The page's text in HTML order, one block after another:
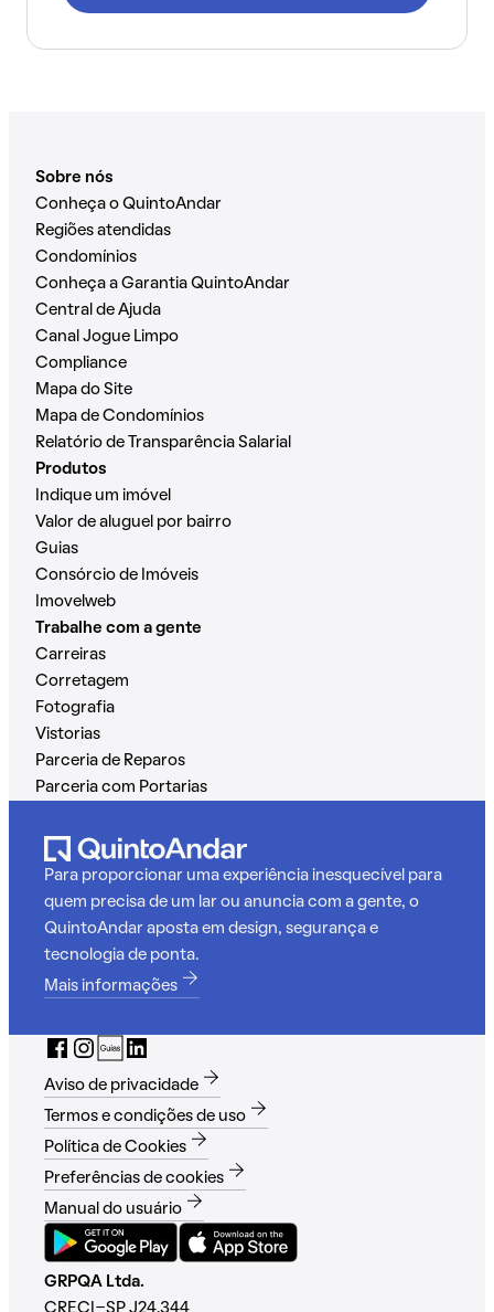
Sobre nós
Conheça o QuintoAndar
Regiões atendidas
Condomínios
Conheça a Garantia QuintoAndar
Central de Ajuda
Canal Jogue Limpo
Compliance
Mapa do Site
Mapa de Condomínios
Relatório de Transparência Salarial
Produtos
Indique um imóvel
Valor de aluguel por bairro
Guias
Consórcio de Imóveis
Imovelweb
Trabalhe com a gente
Carreiras
Corretagem
Fotografia
Vistorias
Parceria de Reparos
Parceria com Portarias
Para proporcionar uma experiência inesquecível para
quem precisa de um lar ou anuncia com a gente, o
QuintoAndar aposta em design, segurança e
tecnologia de ponta.
Mais informações
Aviso de privacidade
Termos e condições de uso
Política de Cookies
Preferências de cookies
Manual do usuário
GRPQA Ltda.